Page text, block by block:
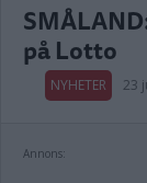
på Lotto
NYHETER 23
Annons: